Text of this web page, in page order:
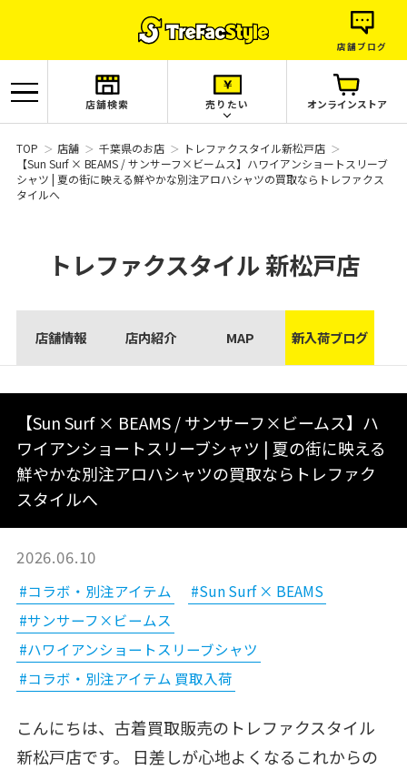
店舗ブログ
店舗検索 売りたい オンラインストア
TOP 店舗 千葉県のお店
トレファクスタイル新松戸店
【Sun Surf × BEAMS / サンサーフ×ビームス】ハワイアンショートスリーブ
シャツ | 夏の街に映える鮮やかな別注アロハシャツの買取ならトレファクス
タイルへ
トレファクスタイル新松戸店
店舗情報 店内紹介 MAP 新入荷ブログ
【Sun Surf × BEAMS / サンサーフ×ビームス】ハ
ワイアンショートスリーブシャツ | 夏の街に映える
鮮やかな別注アロハシャツの買取ならトレファク
スタイルへ
2026.06.10
#コラボ・別注アイテム
#Sun Surf × BEAMS
#サンサーフ×ビームス
#ハワイアンショートスリーブシャツ
#コラボ・別注アイテム 買取入荷
こんにちは、古着買取販売のトレファクスタイル
新松戸店です。 日差しが心地よくなるこれからの